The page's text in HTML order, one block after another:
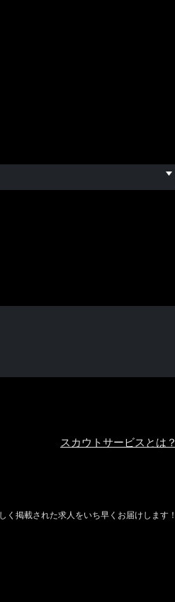
スカウトサービスとは？
く掲載された求人をいち早くお届けします！